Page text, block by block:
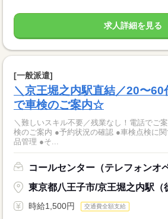
求人詳細を見る
[一般派遣]
＼京王堀之内駅直結／20〜60
で車検のご案内☆
＼難しいスキル不要／残業なし！電話でご
検のご案内 ●予約状況の確認 ●車検点検に
品管理 ●そ...
コールセンター（テレフォンオ
東京都八王子市/京王堀之内駅（
時給1,500円 交通費全額支給